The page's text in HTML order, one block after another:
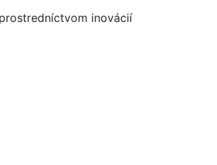
inovácií